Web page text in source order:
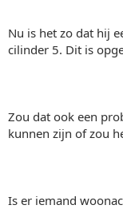
Nu is het zo dat hij
cilinder 5. Dit is
Zou dat ook een
kunnen zijn of zou
Is er iemand